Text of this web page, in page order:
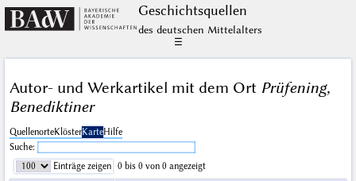
Geschichts­quellen
des deutschen Mittelalters
☰
Autor- und Werkartikel mit dem Ort Prüfening,
Benediktiner
QuellenorteKlösterKarteHilfe
Suche:
Einträge zeigen
0 bis 0 von 0 angezeigt